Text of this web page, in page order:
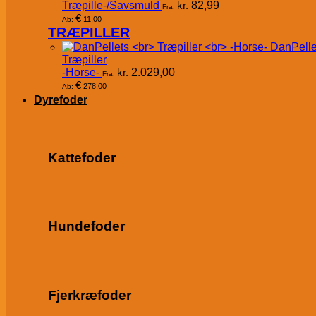
Træpille-/Savsmuld Fra: kr. 82,99
Ab: € 11,00
TRÆPILLER
Træpiller
-Horse- Fra: kr. 2.029,00
Ab: € 278,00
Dyrefoder
Kattefoder
Hundefoder
Fjerkræfoder